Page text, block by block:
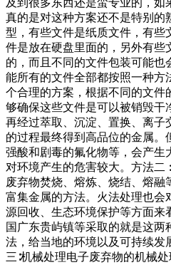
及到很多东西还是蛮专业的，如
真的是对这种方案还不是特别的
型，有些文件是纸质文件，有些
件是放在硬盘里面的，另外有些
的，而且不同的文件包装可能也
能所有的文件全部都按照一种方
个合理的方案，根据不同的文件
够确保这些文件是可以被销毁干
再经过萃取、沉淀、置换、离子
的过程最终得到高品位的金属。
强酸和剧毒的氟化物等，会产生
对环境产生的危害较大。方法二
废弃物焚烧、熔炼、烧结、熔融
富集金属的方法。火法处理也会
源回收、生态环境保护等方面来
国广东贵屿镇等采取的就是这
法，给当地的环境以及可持续发
三∶机械处理电子废弃物的机械